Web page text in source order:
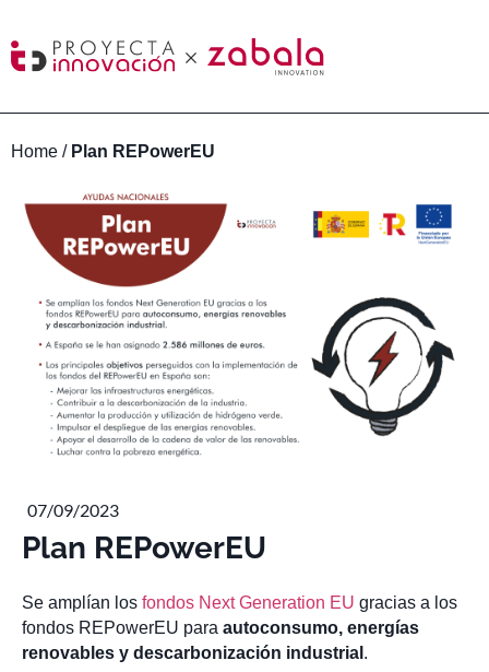
Home / Plan REPowerEU
07/09/2023
Plan REPowerEU
Se amplían los fondos Next Generation EU gracias a los
fondos REPowerEU para autoconsumo, energías
renovables y descarbonización industrial .